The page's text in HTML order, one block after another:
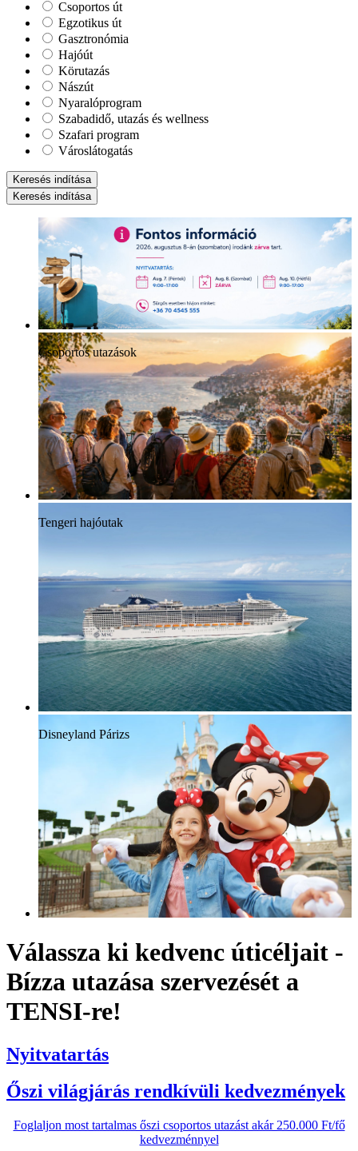
Csoportos út
Egzotikus út
Gasztronómia
Hajóút
Körutazás
Nászút
Nyaralóprogram
Szabadidő, utazás és wellness
Szafari program
Városlátogatás
Keresés indítása
Keresés indítása
Csoportos utazások
Tengeri hajóutak
Disneyland Párizs
Válassza ki kedvenc úticéljait -
Bízza utazása szervezését a
TENSI-re!
Nyitvatartás
Őszi világjárás rendkívüli kedvezmények
Foglaljon most tartalmas őszi csoportos utazást akár 250.000 Ft/fő
kedvezménnyel